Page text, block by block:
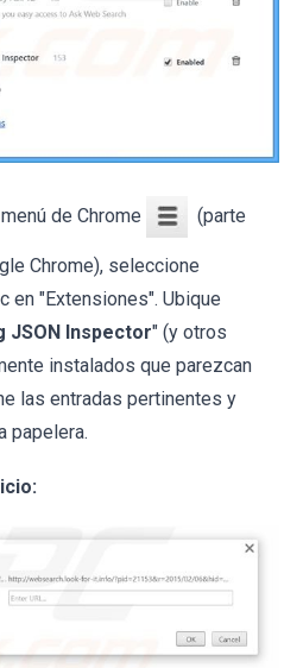
de Chrome (parte
Chrome), seleccione
en "Extensiones". Ubique
JSON Inspector" (y otros
instalados que parezcan
las entradas pertinentes y
papelera.